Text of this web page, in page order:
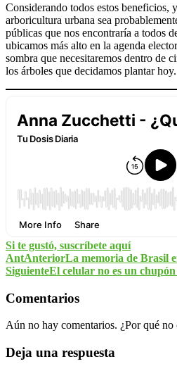
Considerando todos estos beneficios,
arboricultura urbana sea
públicas que nos encontraría a todos
ubicamos más alto en la agenda
sombra que necesitaremos dentro de
los árboles que decidamos plantar hoy.
Si te gustó, suscríbete aquí
AntAnteriorLa memoria de Brasil
SiguienteEl celular no es un chupón
Comentarios
Aún no hay comentarios. ¿Por qué no
Deja una respuesta